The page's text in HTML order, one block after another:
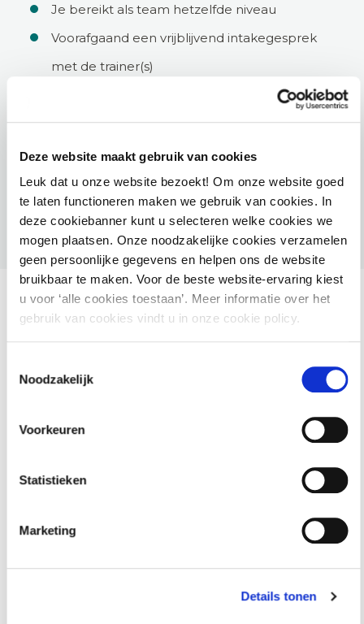
Deze website maakt gebruik van cookies
Leuk dat u onze website bezoekt! Om onze website goed
te laten functioneren maken we gebruik van cookies. In
deze cookiebanner kunt u selecteren welke cookies we
mogen plaatsen. Onze noodzakelijke cookies verzamelen
geen persoonlijke gegevens en helpen ons de website
bruikbaar te maken. Voor de beste website-ervaring kiest
u voor ‘alle cookies toestaan’. Meer informatie over het
gebruik van cookies vindt u in onze cookie policy.
Noodzakelijk
Voorkeuren
Statistieken
Marketing
Details tonen
Je bereikt als team hetzelfde niveau
Voorafgaand een vrijblijvend intakegesprek
met de trainer(s)
Bedrijfsspecifieke situaties worden betrokken
Je bepaalt de data van de training
Incompany aanvragen
2 september 2026
systematiek